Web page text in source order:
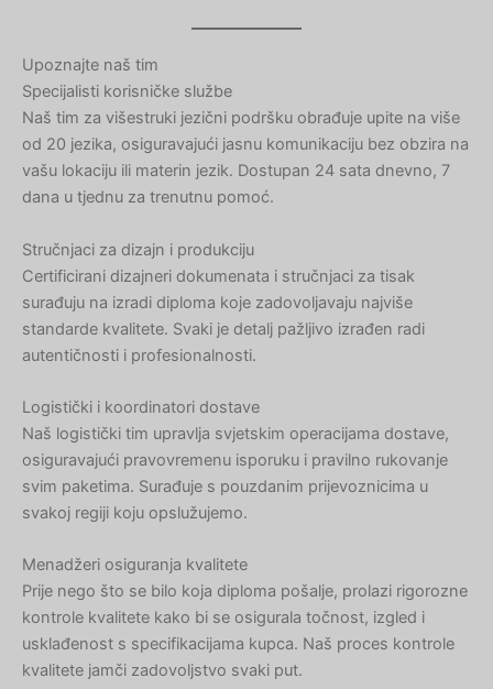
Upoznajte naš tim
Specijalisti korisničke službe
Naš tim za višestruki jezični podršku obrađuje upite na više
od 20 jezika, osiguravajući jasnu komunikaciju bez obzira na
vašu lokaciju ili materin jezik. Dostupan 24 sata dnevno, 7
dana u tjednu za trenutnu pomoć.
Stručnjaci za dizajn i produkciju
Certificirani dizajneri dokumenata i stručnjaci za tisak
surađuju na izradi diploma koje zadovoljavaju najviše
standarde kvalitete. Svaki je detalj pažljivo izrađen radi
autentičnosti i profesionalnosti.
Logistički i koordinatori dostave
Naš logistički tim upravlja svjetskim operacijama dostave,
osiguravajući pravovremenu isporuku i pravilno rukovanje
svim paketima. Surađuje s pouzdanim prijevoznicima u
svakoj regiji koju opslužujemo.
Menadžeri osiguranja kvalitete
Prije nego što se bilo koja diploma pošalje, prolazi rigorozne
kontrole kvalitete kako bi se osigurala točnost, izgled i
usklađenost s specifikacijama kupca. Naš proces kontrole
kvalitete jamči zadovoljstvo svaki put.